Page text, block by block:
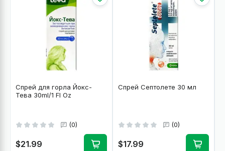
Спрей для горла Йокс-
Тева 30ml/1 Fl Oz
(0)
$21.99
Спрей Септолете 30 мл
(0)
$17.99